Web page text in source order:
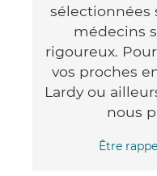
sélectionnées
médecins
rigoureux.
vos proches
Lardy ou
nous
Être